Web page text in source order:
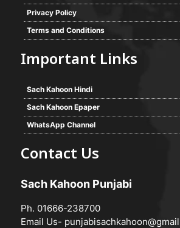
Privacy Policy
Terms and Conditions
Important Links
Sach Kahoon Hindi
Sach Kahoon Epaper
WhatsApp Channel
Contact Us
Sach Kahoon Punjabi
Ph. 01666-238700
Email Us-